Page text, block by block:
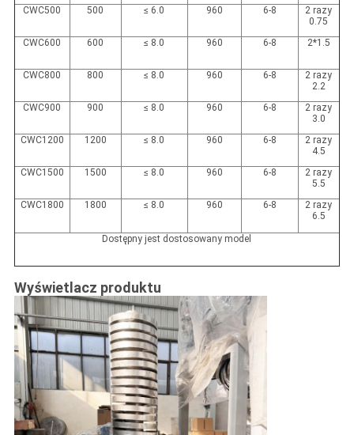
CWC500
500 ≤ 6.0 960 6-8
2 razy
0.75
CWC600
600 ≤ 8.0 960 6-8 2*1.5
CWC800 800 ≤ 8.0 960 6-8
2 razy
2.2
CWC900
900 ≤ 8.0 960 6-8
2 razy
3.0
CWC1200
1200 ≤ 8.0 960 6-8
2 razy
4.5
CWC1500
1500 ≤ 8.0 960 6-8
2 razy
5.5
CWC1800
1800 ≤ 8.0 960 6-8
2 razy
6.5
Dostępny jest dostosowany model
Wyświetlacz produktu